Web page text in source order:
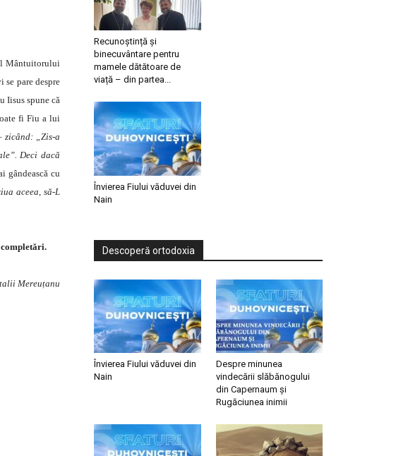
Mântuitorului
pare despre
Iisus spune că
fi Fiu a lui
zicând: „Zis-a
Deci dacă
gândească cu
aceea, să-L
completări.
Mereuțanu
Recunoștință și
binecuvântare pentru
mamele dătătoare de
viață – din partea...
Învierea Fiului văduvei din
Nain
Descoperă ortodoxia
Învierea Fiului văduvei din
Nain
Despre minunea
vindecării slăbănogului
din Capernaum și
Rugăciunea inimii